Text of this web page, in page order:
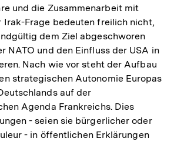
und die Zusammenarbeit mit
Irak-Frage bedeuten freilich nicht,
dem Ziel abgeschworen
NATO und den Einfluss der USA in
Nach wie vor steht der Aufbau
strategischen Autonomie Europas
auf der
Agenda Frankreichs. Dies
- seien sie bürgerlicher oder
- in öffentlichen Erklärungen